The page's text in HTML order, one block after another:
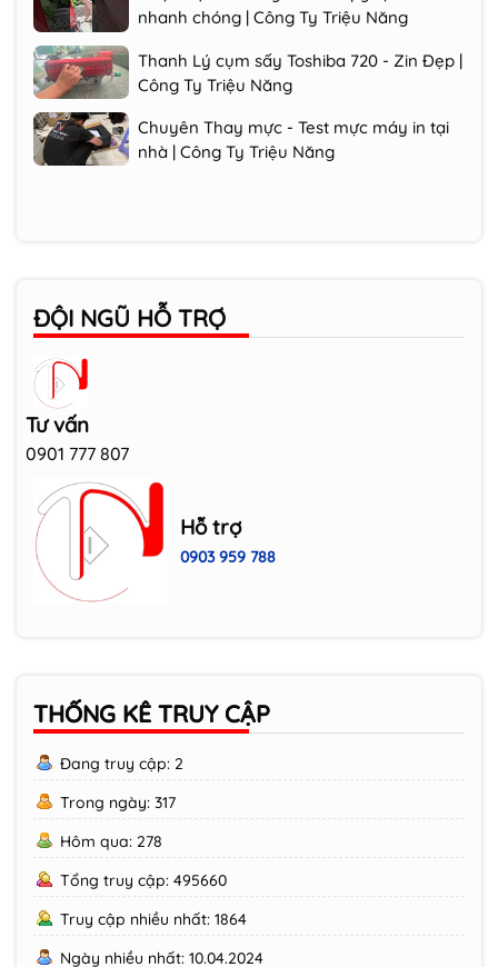
nhanh chóng | Công Ty Triệu Năng
Thanh Lý cụm sấy Toshiba 720 - Zin Đẹp |
Công Ty Triệu Năng
Chuyên Thay mực - Test mực máy in tại
nhà | Công Ty Triệu Năng
ĐỘI NGŨ HỖ TRỢ
Tư vấn
0901 777 807
Hỗ trợ
0903 959 788
THỐNG KÊ TRUY CẬP
Đang truy cập: 2
Trong ngày: 317
Hôm qua: 278
Tổng truy cập: 495660
Truy cập nhiều nhất: 1864
Ngày nhiều nhất: 10.04.2024